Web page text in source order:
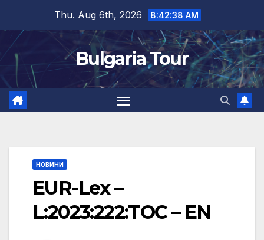
content
Thu. Aug 6th, 2026 8:42:38 AM
Bulgaria Tour
НОВИНИ
EUR-Lex –
L:2023:222:TOC – EN